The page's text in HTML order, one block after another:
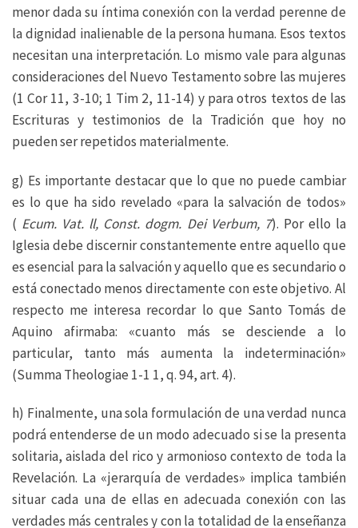
menor dada su íntima conexión con la verdad perenne de
la dignidad inalienable de la persona humana. Esos textos
necesitan una interpretación. Lo mismo vale para algunas
consideraciones del Nuevo Testamento sobre las mujeres
(1 Cor 11, 3-10; 1 Tim 2, 11-14) y para otros textos de las
Escrituras y testimonios de la Tradición que hoy no
pueden ser repetidos materialmente.
g) Es importante destacar que lo que no puede cambiar
es lo que ha sido revelado «para la salvación de todos»
( Ecum. Vat. ll, Const. dogm. Dei Verbum, 7). Por ello la
Iglesia debe discernir constantemente entre aquello que
es esencial para la salvación y aquello que es secundario o
está conectado menos directamente con este objetivo. Al
respecto me interesa recordar lo que Santo Tomás de
Aquino afirmaba: «cuanto más se desciende a lo
particular, tanto más aumenta la indeterminación»
(Summa Theologiae 1-1 1, q. 94, art. 4).
h) Finalmente, una sola formulación de una verdad nunca
podrá entenderse de un modo adecuado si se la presenta
solitaria, aislada del rico y armonioso contexto de toda la
Revelación. La «jerarquía de verdades» implica también
situar cada una de ellas en adecuada conexión con las
verdades más centrales y con la totalidad de la enseñanza